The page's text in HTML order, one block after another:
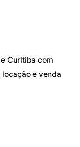
Curitiba com
e venda